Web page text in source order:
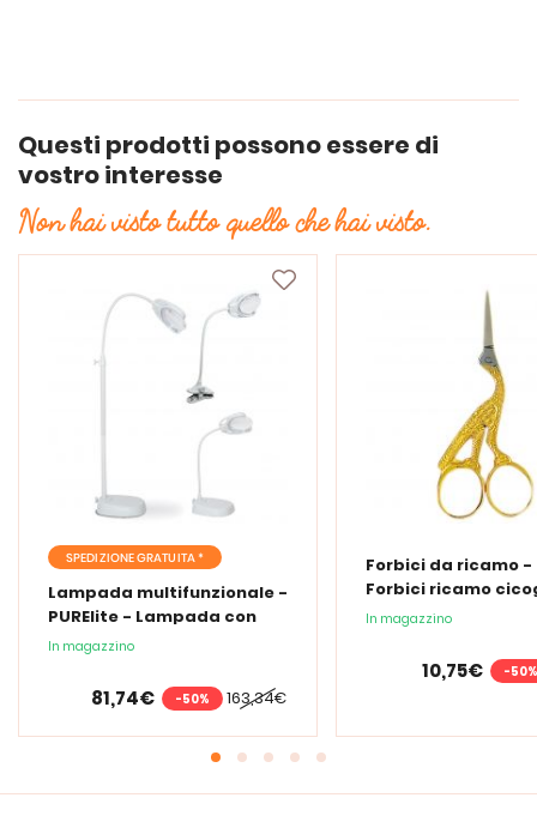
Questi prodotti possono essere di
vostro interesse
Non hai visto tutto quello che hai visto.
SPEDIZIONE GRATUITA *
Lampada multifunzionale -
PURElite - Lampada con
lente d'ingrandimento
In magazzino
163,34€
81,74€ -50%
Forbici da ricamo -
Forbici ricamo
In magazzino
10,75€ -50%